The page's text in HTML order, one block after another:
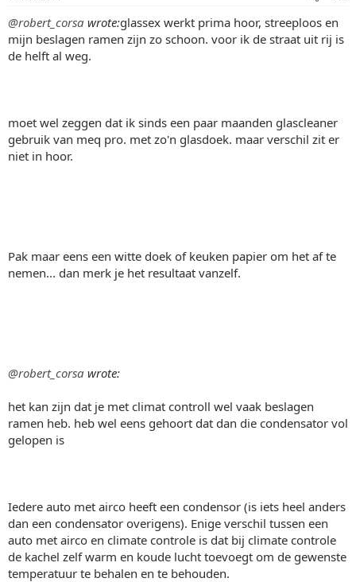
@robert_corsa wrote:glassex werkt prima hoor, streeploos en
mijn beslagen ramen zijn zo schoon. voor ik de straat uit rij is
de helft al weg.
moet wel zeggen dat ik sinds een paar maanden glascleaner
gebruik van meq pro. met zo'n glasdoek. maar verschil zit er
niet in hoor.
Pak maar eens een witte doek of keuken papier om het af te
nemen... dan merk je het resultaat vanzelf.
@robert_corsa wrote:
het kan zijn dat je met climat controll wel vaak beslagen
ramen heb. heb wel eens gehoort dat dan die condensator vol
gelopen is
Iedere auto met airco heeft een condensor (is iets heel anders
dan een condensator overigens). Enige verschil tussen een
auto met airco en climate controle is dat bij climate controle
de kachel zelf warm en koude lucht toevoegt om de gewenste
temperatuur te behalen en te behouden.